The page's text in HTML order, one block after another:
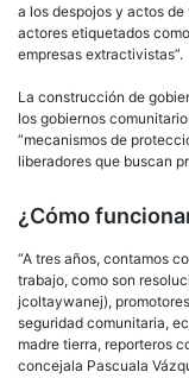
a los despojos y actos
actores etiquetados
empresas extractivistas”.
La construcción de
los gobiernos
“mecanismos de
liberadores que buscan
¿Cómo
“A tres años, contamos
trabajo, como son
jcoltaywanej),
seguridad comunitaria,
madre tierra, reporteros
concejala Pascuala